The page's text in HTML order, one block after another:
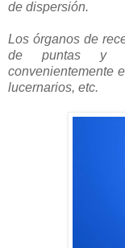
de dispersión.
Los órganos de
de puntas y
convenientemente
lucernarios, etc.